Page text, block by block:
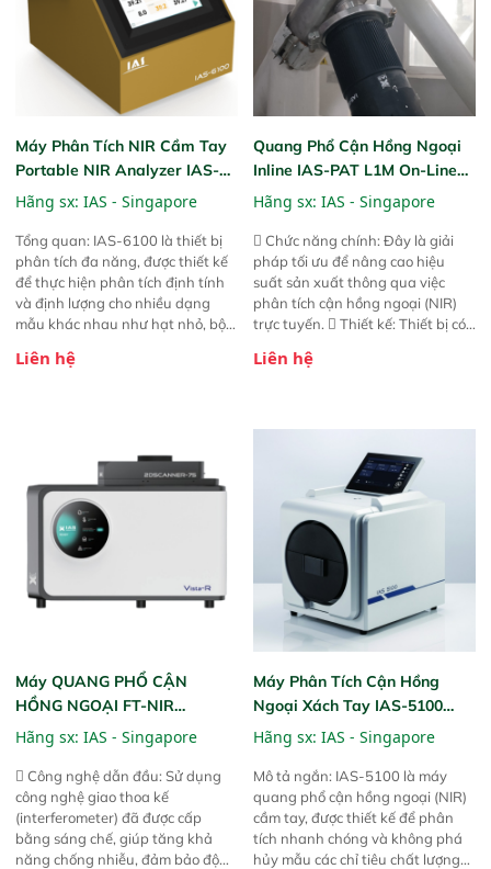
Máy Phân Tích NIR Cầm Tay
Portable NIR Analyzer IAS-
6100
Hãng sx: IAS - Singapore
Tổng quan: IAS-6100 là thiết bị
phân tích đa năng, được thiết kế
để thực hiện phân tích định tính
và định lượng cho nhiều dạng
mẫu khác nhau như hạt nhỏ, bột,
này cho phép bất kỳ ai cũng có
thức ăn chăn nuôi, nguyên liệu
thực phẩm, nông sản,..
Liên hệ
Quang Phổ Cận Hồng Ngoại
Inline IAS-PAT L1M On-Line
NIR
Hãng sx: IAS - Singapore
 Chức năng chính: Đây là giải
pháp tối ưu để nâng cao hiệu
suất sản xuất thông qua việc
phân tích cận hồng ngoại (NIR)
trực tuyến.  Thiết kế: Thiết bị có
hỗ trợ tản nhiệt tăng cường và đã
năng theo dõi thông số theo thời
gian thực và trực quan hóa dữ
liệu để tăng chỉ số ROI cho doanh
Liên hệ
Máy QUANG PHỔ CẬN
HỒNG NGOẠI FT-NIR
Analyzer Vista-R
Hãng sx: IAS - Singapore
 Công nghệ dẫn đầu: Sử dụng
công nghệ giao thoa kế
(interferometer) đã được cấp
bằng sáng chế, giúp tăng khả
năng chống nhiễu, đảm bảo độ
Máy Phân Tích Cận Hồng
Ngoại Xách Tay IAS-5100
(Portable NIR Analyzer)
Hãng sx: IAS - Singapore
Mô tả ngắn: IAS-5100 là máy
quang phổ cận hồng ngoại (NIR)
cầm tay, được thiết kế để phân
tích nhanh chóng và không phá
hủy mẫu các chỉ tiêu chất lượng